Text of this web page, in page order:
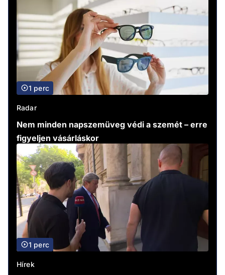
1 perc
Radar
Nem minden napszemüveg védi a szemét – erre
figyeljen vásárláskor
1 perc
Hírek